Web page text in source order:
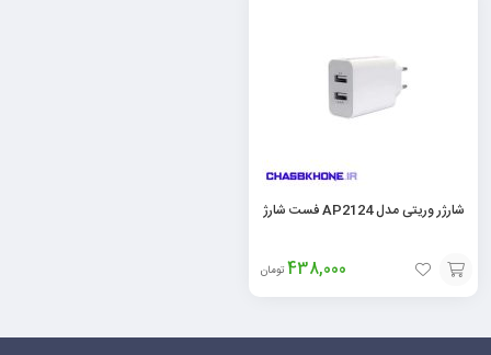
شارژر وریتی مدل AP2124 فست شارژ
438,000 تومان
افزودن
به